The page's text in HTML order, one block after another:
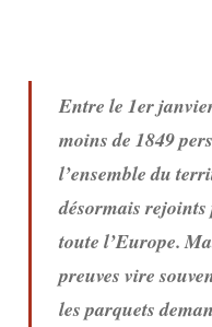
Entre le 1er
moins de 1849
l’ensemble du
désormais rejoints
toute l’Europe.
preuves vire
les parquets